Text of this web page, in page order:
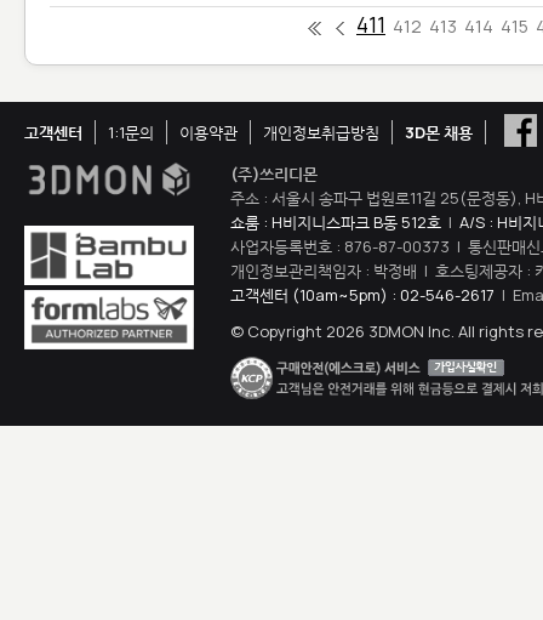
411 412 413 414 415
고객센터 1:1문의 이용약관 개인정보취급방침
3D몬 채용
(주)쓰리디몬
주소 : 서울시 송파구 법원로11길 25(문정동),
쇼룸 : H비지니스파크 B동 512호 | A/S : H비지
사업자등록번호 : 876-87-00373 | 통신판매
개인정보관리책임자 : 박정배 | 호스팅제공자 :
고객센터 (10am~5pm) : 02-546-2617 |
© Copyright 2026 3DMON Inc. All rights